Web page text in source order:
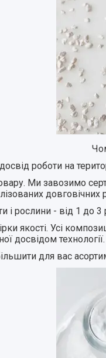
роботи на
Ми завозимо
довговічних
і рослини - від 1 до
якості. Усі
досвідом технології.
для вас